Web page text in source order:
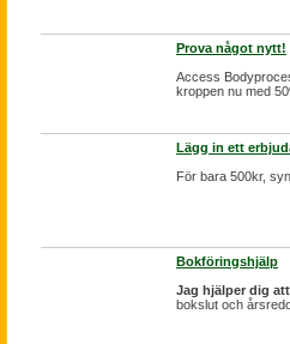
Prova något nytt!
Access
kroppen nu med
Lägg in ett
För bara 500kr,
Bokföringshjälp
Jag hjälper dig
bokslut och